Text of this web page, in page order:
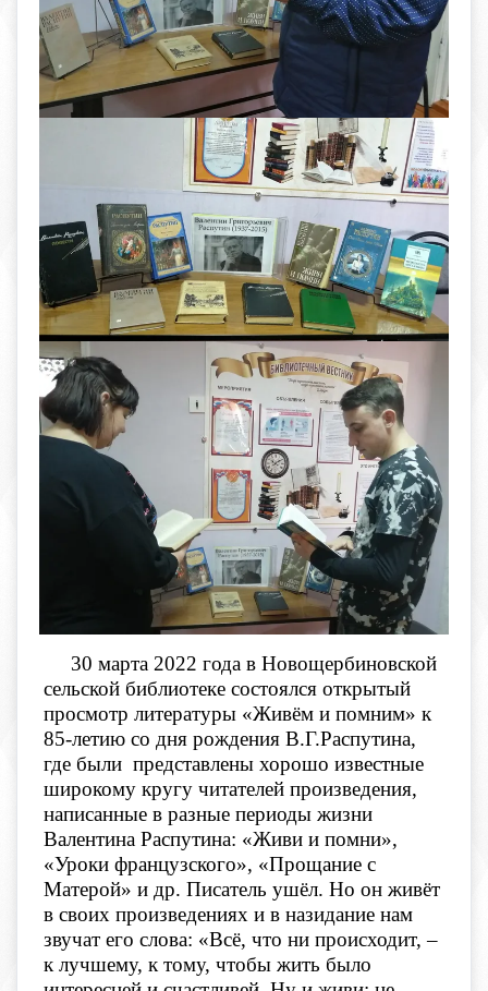
30 марта 2022 года в Новощербиновской
сельской библиотеке состоялся открытый
просмотр литературы «Живём и помним» к
85-летию со дня рождения В.Г.Распутина,
где были представлены хорошо известные
широкому кругу читателей произведения,
написанные в разные периоды жизни
Валентина Распутина: «Живи и помни»,
«Уроки французского», «Прощание с
Матерой» и др. Писатель ушёл. Но он живёт
в своих произведениях и в назидание нам
звучат его слова: «Всё, что ни происходит, –
к лучшему, к тому, чтобы жить было